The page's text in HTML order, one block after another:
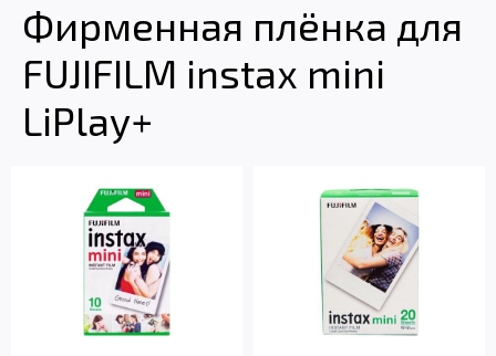
Фирменная плёнка для
FUJIFILM instax mini
LiPlay+